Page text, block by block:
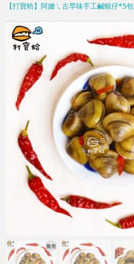
【打寶蛤】阿嬤ㄟ古早味手工鹹蜆仔*5包